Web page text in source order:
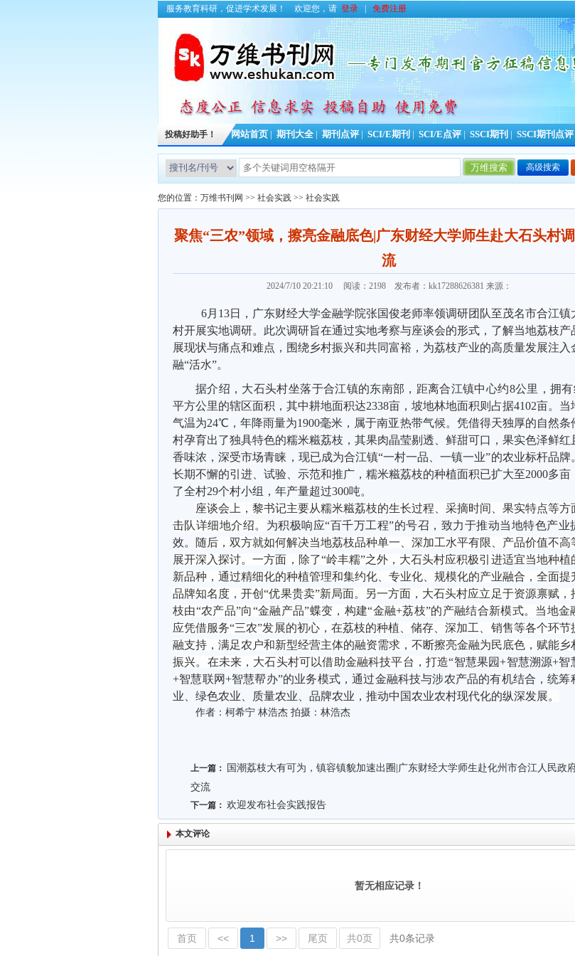
服务教育科研，促进学术发展！ 欢迎您，请 登录 免费注册
投稿好助手！ 网站首页 期刊大全 期刊点评 SCI/E期刊 SCI/E点评 SSCI期刊 SSCI期刊点评
高级搜索
今日更新期刊信息157条，本
您的位置： 万维书刊网 >> 社会实践 >> 社会实践
聚焦“三农”领域，擦亮金融底色|广东财经大学师生赴大石头村
流
2024/7/10 20:21:10 阅读：2198 发布者：kk17288626381 来源：
6月13日，广东财经大学金融学院张国俊老师率领调研团队至茂名市合江镇
村开展实地调研。此次调研旨在通过实地考察与座谈会的形式，了解当地荔枝产
展现状与痛点和难点，围绕乡村振兴和共同富裕，为荔枝产业的高质量发展注入
融“活水”。
据介绍，大石头村坐落于合江镇的东南部，距离合江镇中心约8公里，拥有
平方公里的辖区面积，其中耕地面积达2338亩，坡地林地面积则占据4102亩。当
气温为24℃，年降雨量为1900毫米，属于南亚热带气候。凭借得天独厚的自然条
村孕育出了独具特色的糯米糍荔枝，其果肉晶莹剔透、鲜甜可口，果实色泽鲜红
香味浓，深受市场青睐，现已成为合江镇“一村一品、一镇一业”的农业标杆品牌
长期不懈的引进、试验、示范和推广，糯米糍荔枝的种植面积已扩大至2000多亩
了全村29个村小组，年产量超过300吨。
座谈会上，黎书记主要从糯米糍荔枝的生长过程、采摘时间、果实特点等方
击队详细地介绍。 为积极响应“百千万工程”的号召，致力于推动当地特色产业
效。
随后，双方就如何解决当地荔枝品种单一、深加工水平有限、产品价值不高
展开深入探讨。一方面，除了“岭丰糯”之外，大石头村应积极引进适宜当地种植
新品种，通过精细化的种植管理和集约化、专业化、规模化的产业融合，全面提
品牌知名度，开创“优果贵卖”新局面。另一方面，大石头村应立足于资源禀赋，
枝由“农产品”向“金融产品”蝶变，构建“金融+荔枝”的产融结合新模式。当地金
应凭借服务“三农”发展的初心，在荔枝的种植、储存、深加工、销售等各个环节
融支持，满足农户和新型经营主体的融资需求，不断擦亮金融为民底色，赋能乡
振兴。在未来，大石头村可以借助金融科技平台，打造“智慧果园+智慧溯源+智
+智慧联网+智慧帮办”的业务模式，通过金融科技与涉农产品的有机结合，统筹
业、绿色农业、质量农业、品牌农业 ， 推动中国农业农村现代化的纵深发展。
作者：柯希宁 林浩杰 拍摄：林浩杰
上一篇： 国潮荔枝大有可为，镇容镇貌加速出圈|广东财经大学师生赴化州市合江人民政
交流
下一篇： 欢迎发布社会实践报告
本文评论
暂无相应记录！
首页 << 1 >> 尾页 共0页 共0条记录